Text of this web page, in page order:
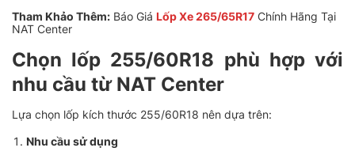
Tham Khảo Thêm: Báo Giá Lốp Xe 265/65R17 Chính Hãng Tại
NAT Center
Chọn lốp 255/60R18 phù hợp với
nhu cầu từ NAT Center
Lựa chọn lốp kích thước 255/60R18 nên dựa trên:
Nhu cầu sử dụng